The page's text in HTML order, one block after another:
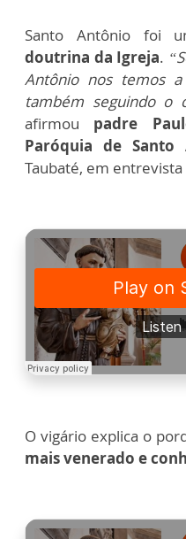
Santo Antônio foi
doutrina da Igreja.
Antônio nos temos
também seguindo o
afirmou padre
Paróquia de Santo
Taubaté, em entrevista
O vigário explica o
mais venerado e